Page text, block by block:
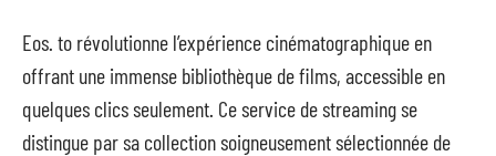
Eos. to révolutionne l’expérience cinématographique en
offrant une immense bibliothèque de films, accessible en
quelques clics seulement. Ce service de streaming se
distingue par sa collection soigneusement sélectionnée de